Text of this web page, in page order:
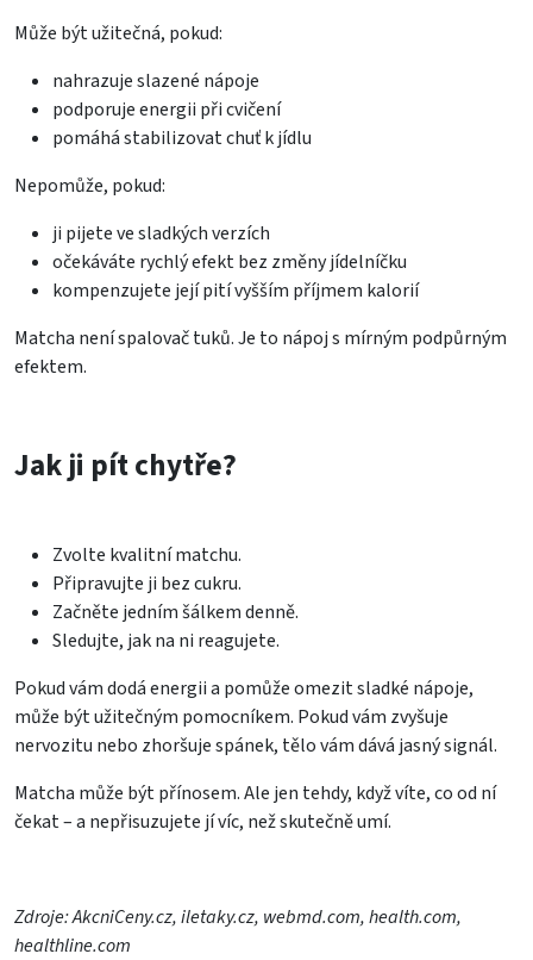
Může být užitečná, pokud:
nahrazuje slazené nápoje
podporuje energii při cvičení
pomáhá stabilizovat chuť k jídlu
Nepomůže, pokud:
ji pijete ve sladkých verzích
očekáváte rychlý efekt bez změny jídelníčku
kompenzujete její pití vyšším příjmem kalorií
Matcha není spalovač tuků. Je to nápoj s mírným podpůrným
efektem.
Jak ji pít chytře?
Zvolte kvalitní matchu.
Připravujte ji bez cukru.
Začněte jedním šálkem denně.
Sledujte, jak na ni reagujete.
Pokud vám dodá energii a pomůže omezit sladké nápoje,
může být užitečným pomocníkem. Pokud vám zvyšuje
nervozitu nebo zhoršuje spánek, tělo vám dává jasný signál.
Matcha může být přínosem. Ale jen tehdy, když víte, co od ní
čekat – a nepřisuzujete jí víc, než skutečně umí.
Zdroje: AkcniCeny.cz, iletaky.cz, webmd.com, health.com,
healthline.com